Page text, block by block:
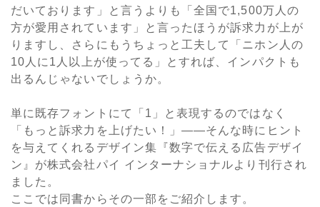
だいております」と言うよりも「全国で1,500万人の
方が愛用されています」と言ったほうが訴求力が上が
りますし、さらにもうちょっと工夫して「ニホン人の
10人に1人以上が使ってる」とすれば、インパクトも
出るんじゃないでしょうか。
単に既存フォントにて「1」と表現するのではなく
「もっと訴求力を上げたい！」――そんな時にヒント
を与えてくれるデザイン集『数字で伝える広告デザイ
ン』が株式会社パイ インターナショナルより刊行され
ました。
ここでは同書からその一部をご紹介します。